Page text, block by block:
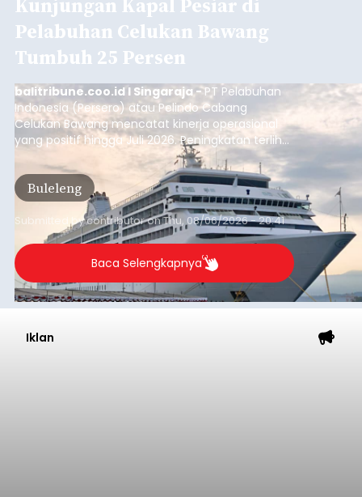
Pelabuhan Celukan Bawang
Tumbuh 25 Persen
balitribune.coo.id I Singaraja -PT Pelabuhan
Indonesia (Persero) atau Pelindo Cabang
Celukan Bawang mencatat kinerja operasional
yang positif hingga Juli 2026. Peningkatan terlihat
dari arus kapal yang mencapai 1,48 juta Gross
Tonnage (GT), atau tumbuh 12,4 persen
dibandingkan periode yang sama tahun lalu
yang tercatat sebesar 1,32 juta GT.
Buleleng
Submitted bycontributoronThu, 08/06/2026 - 20:41
Baca Selengkapnya
Iklan